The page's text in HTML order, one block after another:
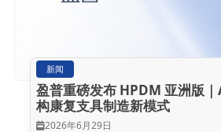
于其全新核心SLS手板加工服务。那
盈普？ 打印质量与交付速度并重 印时代的核心关注点之
一，就是打印质量和交付速度。而盈
求而生。P360采用高效能CO₂激光器
统，能够在全幅面内保持光斑精度，
新闻
盈普重磅发布 HPDM 亚洲版
构康复支具制造新模式
2026年6月29日